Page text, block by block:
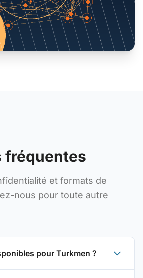
fréquentes
et formats de
nous pour toute autre
pour Turkmen ?